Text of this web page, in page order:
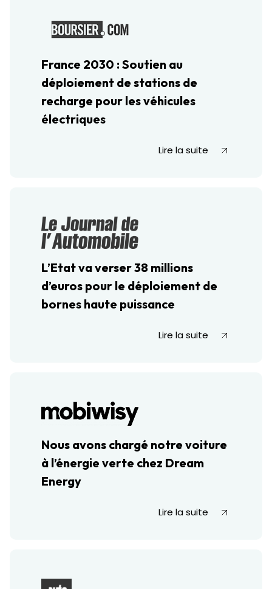
France 2030 : Soutien au
déploiement de stations de
recharge pour les véhicules
électriques
Lire la suite
L’Etat va verser 38 millions
d’euros pour le déploiement de
bornes haute puissance
Lire la suite
Nous avons chargé notre voiture
à l’énergie verte chez Dream
Energy
Lire la suite